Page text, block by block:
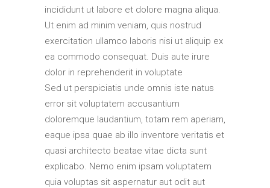
incididunt ut labore et dolore magna aliqua.
Ut enim ad minim veniam, quis nostrud
exercitation ullamco laboris nisi ut aliquip ex
ea commodo consequat. Duis aute irure
dolor in reprehenderit in voluptate
Sed ut perspiciatis unde omnis iste natus
error sit voluptatem accusantium
doloremque laudantium, totam rem aperiam,
eaque ipsa quae ab illo inventore veritatis et
quasi architecto beatae vitae dicta sunt
explicabo. Nemo enim ipsam voluptatem
quia voluptas sit aspernatur aut odit aut